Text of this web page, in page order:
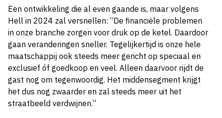
Een ontwikkeling die al even gaande is, maar volgens
Hell in 2024 zal versnellen: “De financiële problemen
in onze branche zorgen voor druk op de ketel. Daardoor
gaan veranderingen sneller. Tegelijkertijd is onze hele
maatschappij ook steeds meer gericht op speciaal en
exclusief óf goedkoop en veel. Alleen daarvoor rijdt de
gast nog om tegenwoordig. Het middensegment krijgt
het dus nog zwaarder en zal steeds meer uit het
straatbeeld verdwijnen.”